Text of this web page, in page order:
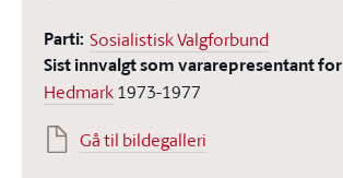
Parti: Sosialistisk Valgforbund
Sist innvalgt som vararepresentant for
Hedmark1973-1977
Gå til bildegalleri